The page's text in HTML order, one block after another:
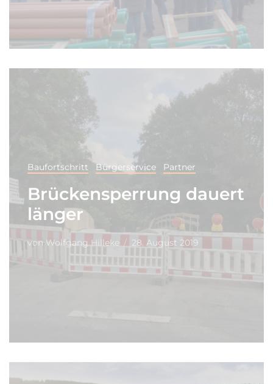
Baufortschritt Bürgerservice Partner
Brückensperrung dauert
länger
vonWolfgang Hilleke 28. August 2019